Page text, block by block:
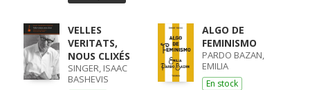
VELLES
VERITATS,
NOUS CLIXÉS
SINGER, ISAAC
BASHEVIS
ALGO DE
FEMINISMO
PARDO BAZAN,
EMILIA
En stock